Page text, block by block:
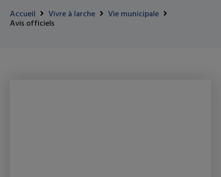
Accueil Vivre à larche Vie municipale
Avis officiels